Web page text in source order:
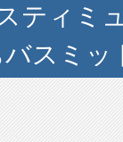
ティミ
スミッ